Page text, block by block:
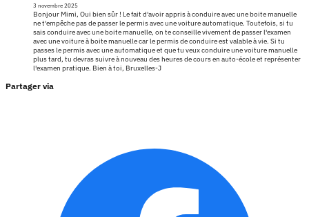
3 novembre 2025
Bonjour Mimi, Oui bien sûr ! Le fait d'avoir appris à conduire avec une boite manuelle
ne t'empêche pas de passer le permis avec une voiture automatique. Toutefois, si tu
sais conduire avec une boite manuelle, on te conseille vivement de passer l'examen
avec une voiture à boite manuelle car le permis de conduire est valable à vie. Si tu
passes le permis avec une automatique et que tu veux conduire une voiture manuelle
plus tard, tu devras suivre à nouveau des heures de cours en auto-école et représenter
l'examen pratique. Bien à toi, Bruxelles-J
Partager via